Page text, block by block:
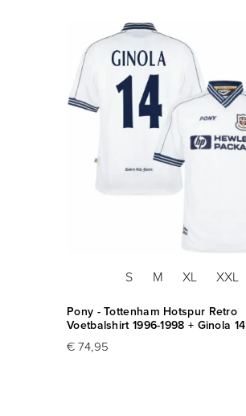
S M XL XXL
Pony - Tottenham Hotspur Retro
Voetbalshirt 1996-1998 + Ginola 14
€ 74,95